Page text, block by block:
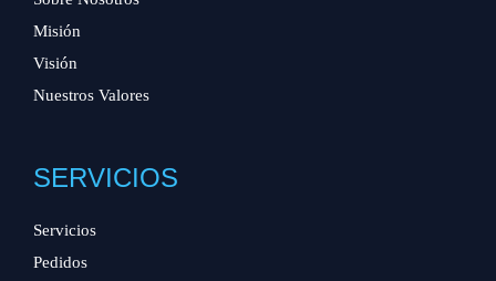
Misión
Visión
Nuestros Valores
SERVICIOS
Servicios
Pedidos